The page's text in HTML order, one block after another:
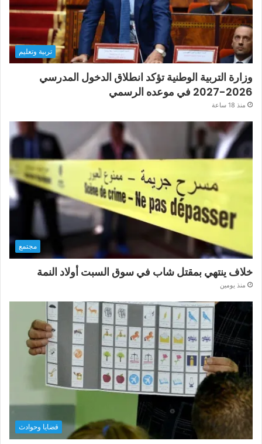
تربية وتعليم
وزارة التربية الوطنية تؤكد انطلاق الدخول المدرسي
2026-2027 في موعده الرسمي
منذ 18 ساعة
مجتمع
خلاف ينتهي بمقتل شاب في سوق السبت أولاد النمة
منذ يومين
قضايا وحوادث